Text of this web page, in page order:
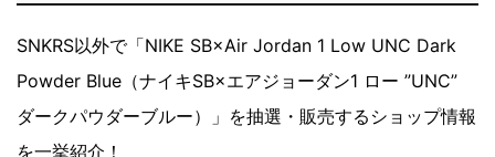
SNKRS以外で「NIKE SB×Air Jordan 1 Low UNC Dark
Powder Blue（ナイキSB×エアジョーダン1 ロー ”UNC”
ダークパウダーブルー）」を抽選・販売するショップ情報
を一挙紹介！